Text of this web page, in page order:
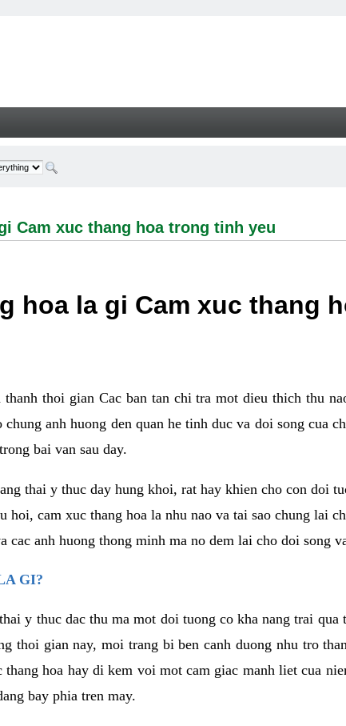
xuc thang hoa trong tinh yeu - Welcome
Cam xuc thang hoa trong tinh yeu
hoa la gi Cam xuc thang
thoi gian Cac ban tan chi tra mot dieu thich thu
anh huong den quan he tinh duc va doi song cua
bai van sau day.
thai y thuc day hung khoi, rat hay khien cho con doi
hoi, cam xuc thang hoa la nhu nao va tai sao chung lai
cac anh huong thong minh ma no dem lai cho doi song
GI?
y thuc dac thu ma mot doi tuong co kha nang trai qua
thoi gian nay, moi trang bi ben canh duong nhu tro
thang hoa hay di kem voi mot cam giac manh liet cua
bay phia tren may.